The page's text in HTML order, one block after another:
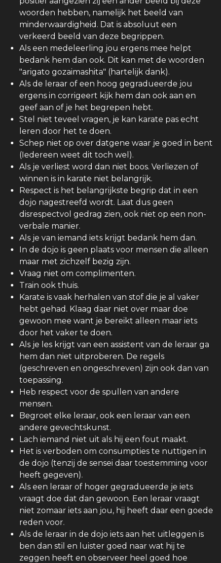
woorden hebben, namelijk het beeld van
minderwaardigheid. Dat is absoluut een
verkeerd beeld van deze begrippen.
Als een medeleerling jou ergens mee helpt
bedank hem dan ook. Dit kan met de woorden
"arigato gozaimashita" (hartelijk dank).
Als de leraar of een hoog gegradueerde jou
ergens in corrigeert kijk hem dan ook aan en
geef aan of je het begrepen hebt.
Stel niet teveel vragen, je kan karate pas echt
leren door het te doen.
Schep niet op over datgene waar je goed in bent
(Iedereen weet dit toch wel).
Als je verliest word dan niet boos. Verliezen of
winnen is in karate niet belangrijk.
Respect is het belangrijkste begrip dat in een
dojo nagestreefd wordt. Laat dus geen
disrespectvol gedrag zien, ook niet op een non-
verbale manier.
Als je van iemand iets krijgt bedank hem dan.
In de dojo is geen plaats voor mensen die alleen
maar met zichzelf bezig zijn.
Vraag niet om complimenten.
Train ook thuis.
Karate is vaak herhalen van stof die je al vaker
hebt gehad. Klaag daar niet over maar doe
gewoon mee want je bereikt alleen maar iets
door het vaker te doen.
Als je les krijgt van een assistent van de leraar ga
hem dan niet uitproberen. De regels
(geschreven en ongeschreven) zijn ook dan van
toepassing.
Heb respect voor de spullen van andere
mensen.
Begroet elke leraar, ook een leraar van een
andere gevechtskunst.
Lach iemand niet uit als hij een fout maakt.
Het is verboden om consumpties te nuttigen in
de dojo (tenzij de sensei daar toestemming voor
heeft gegeven).
Als een leraar of hoger gegradueerde je iets
vraagt doe dat dan gewoon. Een leraar vraagt
niet zomaar iets aan jou, hij heeft daar een goede
reden voor.
Als de leraar in de dojo iets aan het uitleggen is
ben dan stil en luister goed naar wat hij te
zeggen heeft en observeer heel goed hoe